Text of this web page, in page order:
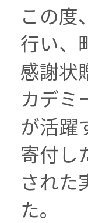
この度
行い、
感謝状
カデミ
が活躍
寄付し
された
た。